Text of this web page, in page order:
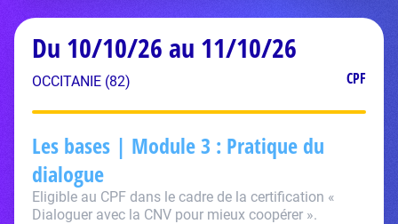
Du 10/10/26 au 11/10/26
OCCITANIE (82) CPF
Les bases | Module 3 : Pratique du
dialogue
Eligible au CPF dans le cadre de la certification «
Dialoguer avec la CNV pour mieux coopérer ».